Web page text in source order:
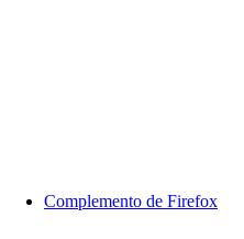
Complemento de Firefox